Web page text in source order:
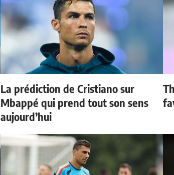
La prédiction de Cristiano sur
Mbappé qui prend tout son sens
aujourd’hui